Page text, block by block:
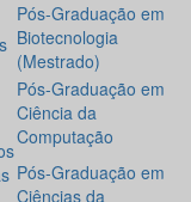
Pós-Graduação em
Biotecnologia
(Mestrado)
Pós-Graduação em
Ciência da
Computação
Pós-Graduação em
Ciências da